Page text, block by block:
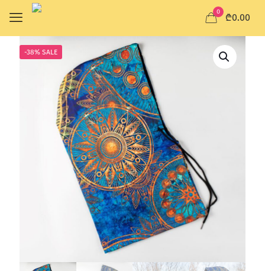
0
₾0.00
-38% SALE